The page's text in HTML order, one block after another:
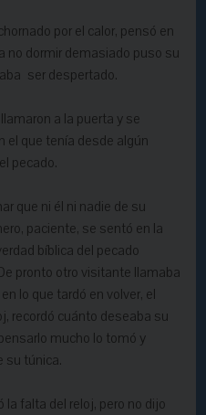
por el calor, pensó en
no dormir demasiado puso su
ser despertado.
a la puerta y se
el que tenía desde algún
pecado.
que ni él ni nadie de su
paciente, se sentó en la
bíblica del pecado
pronto otro visitante llamaba
lo que tardó en volver, el
recordó cuánto deseaba su
mucho lo tomó y
su túnica.
falta del reloj, pero no dijo